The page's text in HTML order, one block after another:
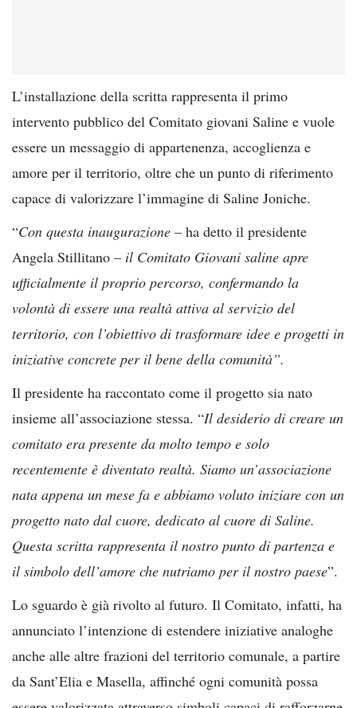
L’installazione della scritta rappresenta il primo
intervento pubblico del Comitato giovani Saline e vuole
essere un messaggio di appartenenza, accoglienza e
amore per il territorio, oltre che un punto di riferimento
capace di valorizzare l’immagine di Saline Joniche.
“Con questa inaugurazione – ha detto il presidente
Angela Stillitano – il Comitato Giovani saline apre
ufficialmente il proprio percorso, confermando la
volontà di essere una realtà attiva al servizio del
territorio, con l’obiettivo di trasformare idee e progetti in
iniziative concrete per il bene della comunità”.
Il presidente ha raccontato come il progetto sia nato
insieme all’associazione stessa. “Il desiderio di creare un
comitato era presente da molto tempo e solo
recentemente è diventato realtà. Siamo un’associazione
nata appena un mese fa e abbiamo voluto iniziare con un
progetto nato dal cuore, dedicato al cuore di Saline.
Questa scritta rappresenta il nostro punto di partenza e
il simbolo dell’amore che nutriamo per il nostro paese”.
Lo sguardo è già rivolto al futuro. Il Comitato, infatti, ha
annunciato l’intenzione di estendere iniziative analoghe
anche alle altre frazioni del territorio comunale, a partire
da Sant’Elia e Masella, affinché ogni comunità possa